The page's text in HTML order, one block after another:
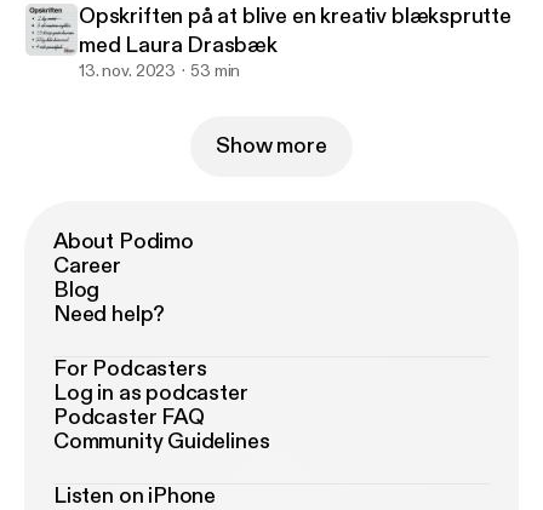
Opskriften på at blive en kreativ blæksprutte
med Laura Drasbæk
13. nov. 2023 53 min
Show more
About Podimo
Career
Blog
Need help?
For Podcasters
Log in as podcaster
Podcaster FAQ
Community Guidelines
Listen on iPhone